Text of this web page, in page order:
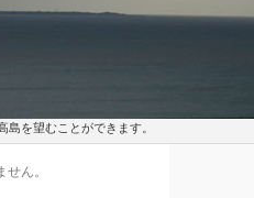
島を望むことができます。
ん。